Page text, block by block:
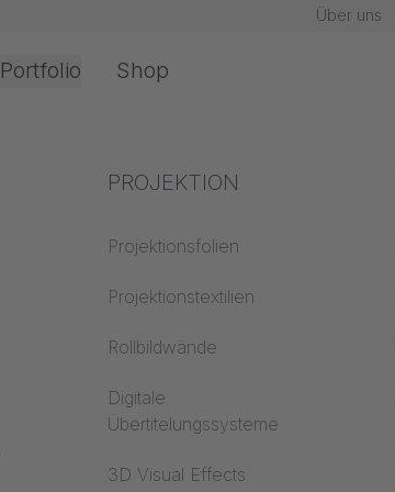
Über uns
Office & Interior
Branchenwissen
Textilwissen
Akustikwissen
Projektionswissen
Portfolio
PROJEKTION
Projektionsfolien
Projektionstextilien
Rollbildwände
Digitale
Übertitelungssysteme
3D Visual Effects
Shop